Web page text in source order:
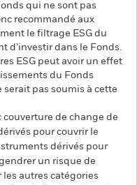
qui ne sont pas
recommandé aux
le filtrage ESG du
d’investir dans le Fonds.
ESG peut avoir un effet
du Fonds
pas soumis à cette
couverture de change de
pour couvrir le
dérivés pour
un risque de
autres catégories